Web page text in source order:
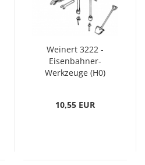
Weinert 3222 -
Eisenbahner-
Werkzeuge (H0)
10,55 EUR